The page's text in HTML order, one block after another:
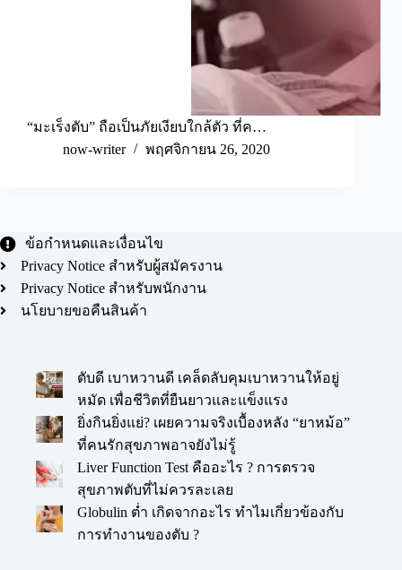
“มะเร็งตับ” ถือเป็นภัยเงียบใกล้ตัว ที่ค…
now-writer
พฤศจิกายน 26, 2020
ข้อกำหนดและเงื่อนไข
Privacy Notice สำหรับผู้สมัครงาน
Privacy Notice สำหรับพนักงาน
นโยบายขอคืนสินค้า
ตับดี เบาหวานดี เคล็ดลับคุมเบาหวานให้อยู่
หมัด เพื่อชีวิตที่ยืนยาวและแข็งแรง
ยิ่งกินยิ่งแย่? เผยความจริงเบื้องหลัง “ยาหม้อ”
ที่คนรักสุขภาพอาจยังไม่รู้
Liver Function Test คืออะไร ? การตรวจ
สุขภาพตับที่ไม่ควรละเลย
Globulin ต่ำ เกิดจากอะไร ทำไมเกี่ยวข้องกับ
การทำงานของตับ ?